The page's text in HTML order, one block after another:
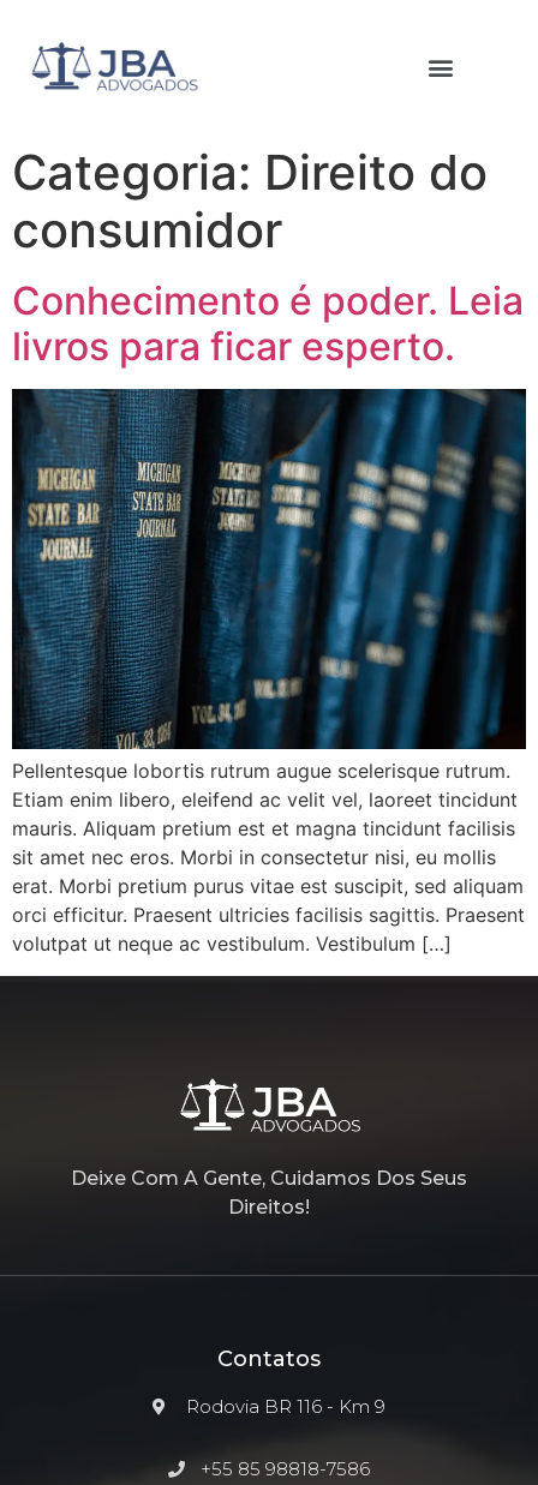
Categoria: Direito do
consumidor
Conhecimento é poder. Leia
livros para ficar esperto.
Pellentesque lobortis rutrum augue scelerisque rutrum.
Etiam enim libero, eleifend ac velit vel, laoreet tincidunt
mauris. Aliquam pretium est et magna tincidunt facilisis
sit amet nec eros. Morbi in consectetur nisi, eu mollis
erat. Morbi pretium purus vitae est suscipit, sed aliquam
orci efficitur. Praesent ultricies facilisis sagittis. Praesent
volutpat ut neque ac vestibulum. Vestibulum […]
Deixe Com A Gente, Cuidamos Dos Seus
Direitos!
Contatos
Rodovia BR 116 - Km 9
+55 85 98818-7586